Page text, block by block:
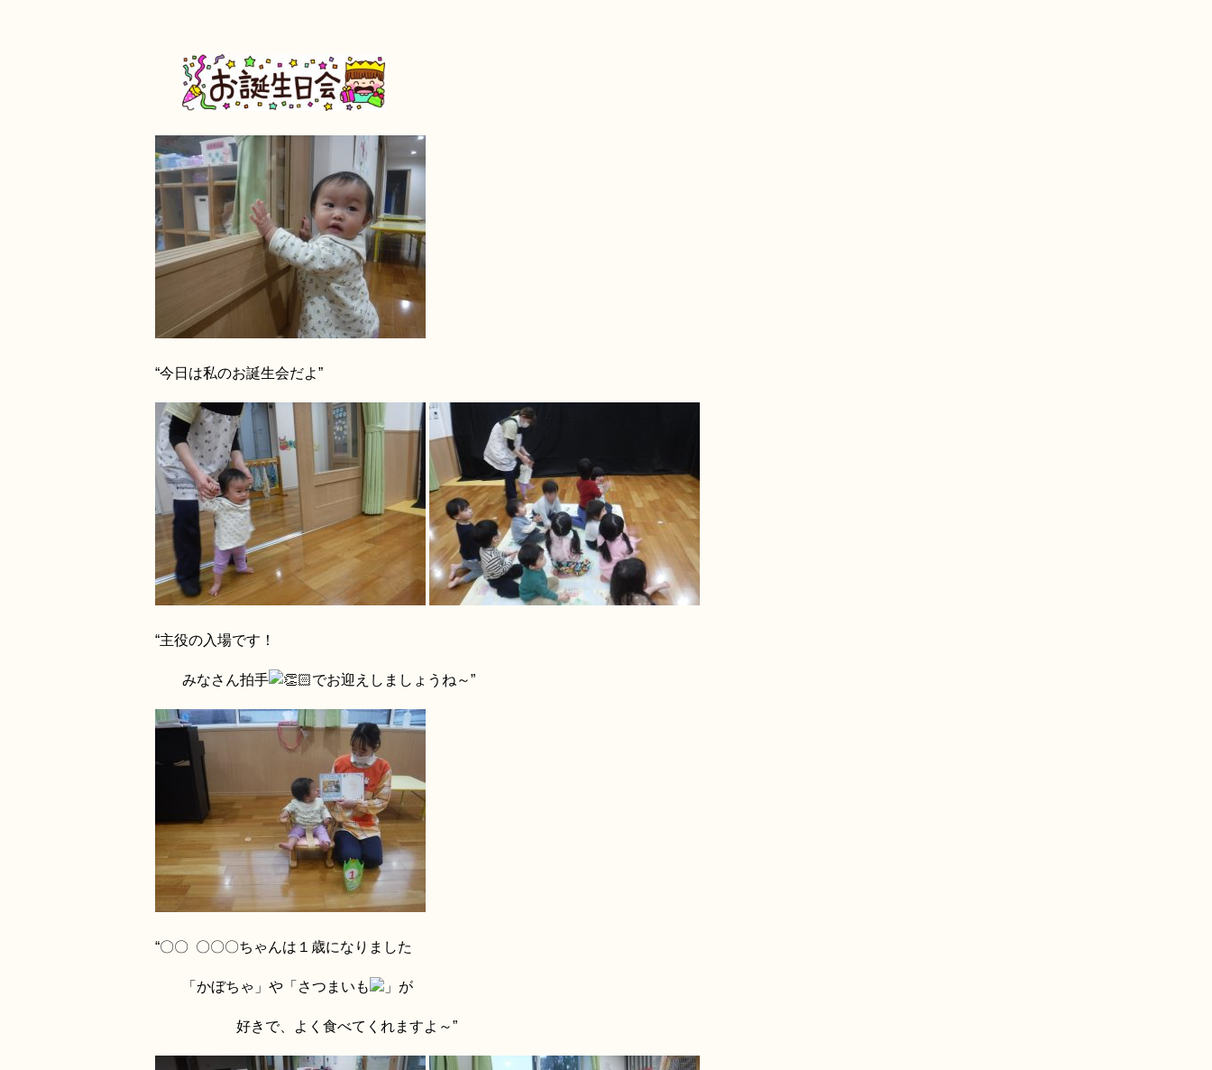
“今日は私のお誕生会だよ”
“主役の入場です！
みなさん拍手 でお迎えしましょうね～”
“〇〇 〇〇〇ちゃんは１歳になりました
「かぼちゃ」や「さつまいも 」が
好きで、よく食べてくれますよ～”